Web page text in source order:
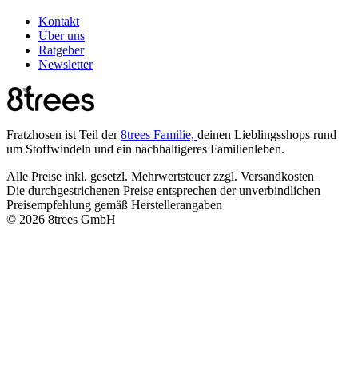
Kontakt
Über uns
Ratgeber
Newsletter
Fratzhosen ist Teil der8trees Familie, deinen Lieblingsshops rund
um Stoffwindeln und ein nachhaltigeres Familienleben.
Alle Preise inkl. gesetzl. Mehrwertsteuer zzgl. Versandkosten
Die durchgestrichenen Preise entsprechen der unverbindlichen
Preisempfehlung gemäß Herstellerangaben
© 2026 8trees GmbH